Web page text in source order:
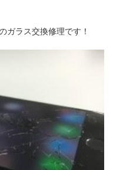
ガラス交換修理です！